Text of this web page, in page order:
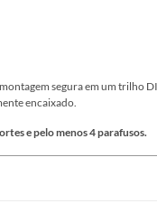
segura em um trilho
encaixado.
e pelo menos 4 parafusos.